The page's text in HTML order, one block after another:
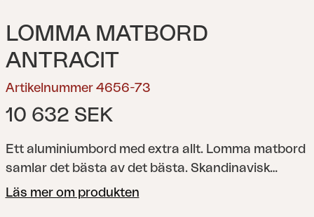
LOMMA MATBORD
ANTRACIT
Artikelnummer 4656-73
10 632 SEK
Ett aluminiumbord med extra allt. Lomma matbord
samlar det bästa av det bästa. Skandinavisk
design, förstklassig funktionalitet och generös
Läs mer om produkten